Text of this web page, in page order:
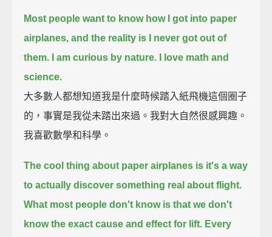
Most people want to know how I got into paper
airplanes, and the reality is I never got out of
them.
I am curious by nature.
I love math and
science.
大多數人都想知道我是什麼時候踏入紙飛機這個圈子
的，事實是我從未踏出來過。我對大自然很感興趣。
我喜歡數學和科學。
The cool thing about paper airplanes is it's a way
to actually discover something real about flight.
What most people don't know is that we don't
know the exact cause and effect for lift. Every